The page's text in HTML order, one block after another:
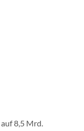
8,5 Mrd.